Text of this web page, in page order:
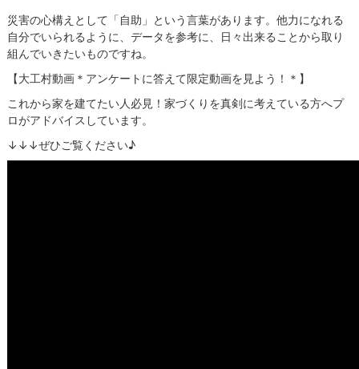
災害の心構えとして「自助」という言葉があります。他力になれる
自分でいられるように、データを参考に、日々出来ることから取り
組んでいきたいものですね。
【大工村動画＊アンケートに答えて限定動画を見よう！＊】
これから家を建てたい人必見！家づくりを真剣に考えている方へプ
ロがアドバイスしています。
↓↓↓ぜひご覧ください♪